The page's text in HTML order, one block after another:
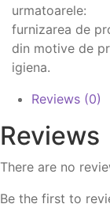
urmatoarele:
furnizarea de
din motive de
igiena.
Reviews (0)
Reviews
There are no
Be the first to